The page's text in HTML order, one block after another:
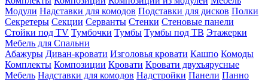
Модули Надставки для комодов Подставки для дисков Полки
Секретеры Секции Серванты Стенки Стеновые панели
Стойки под TV Тумбочки Тумбы Тумбы под ТВ Этажерки
Мебель для Спальни
Абажуры Диван-кровати Изголовья кровати Кашпо Комоды
Комплекты Композиции Кровати Кровати двухъярусные
Мебель Надставки для комодов Надстройки Панели Панно